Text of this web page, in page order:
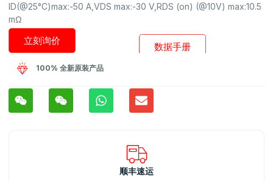
ID(@25°C)max:-50 A,VDS max:-30 V,RDS (on) (@10V) max:10.5
mΩ
数据手册
立刻询价
100% 全新原装产品
顺丰速运